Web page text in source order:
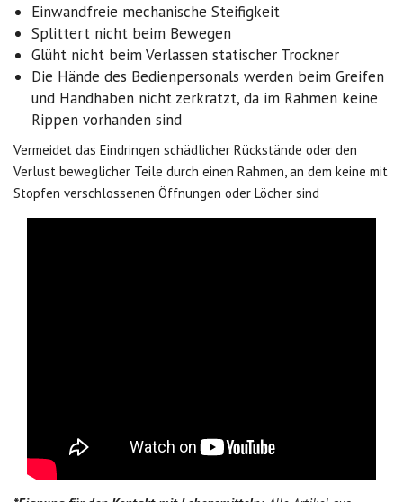
Einwandfreie mechanische Steifigkeit
Splittert nicht beim Bewegen
Glüht nicht beim Verlassen statischer Trockner
Die Hände des Bedienpersonals werden beim Greifen
und Handhaben nicht zerkratzt, da im Rahmen keine
Rippen vorhanden sind
Vermeidet das Eindringen schädlicher Rückstände oder den
Verlust beweglicher Teile durch einen Rahmen, an dem keine mit
Stopfen verschlossenen Öffnungen oder Löcher sind